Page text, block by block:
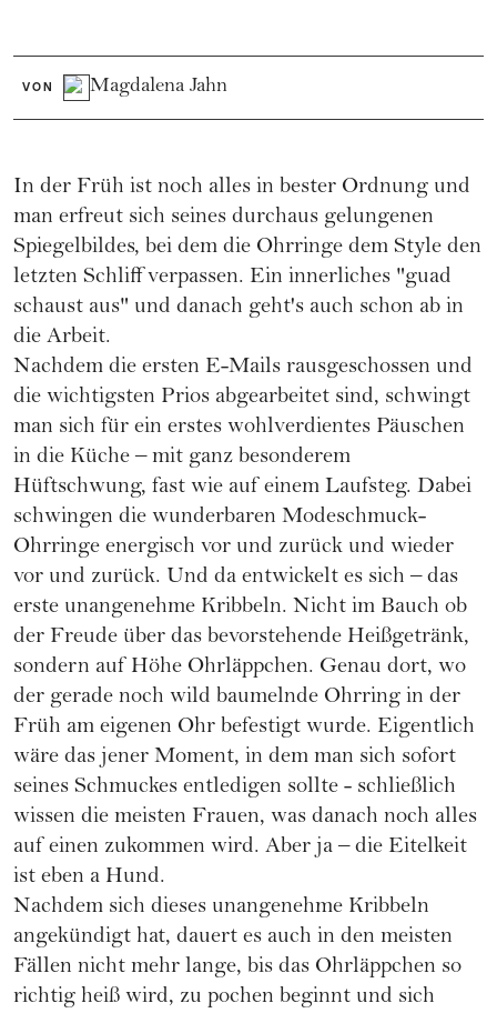
VON Magdalena Jahn
In der Früh ist noch alles in bester Ordnung und
man erfreut sich seines durchaus gelungenen
Spiegelbildes, bei dem die Ohrringe dem Style den
letzten Schliff verpassen. Ein innerliches "guad
schaust aus" und danach geht's auch schon ab in
die Arbeit.
Nachdem die ersten E-Mails rausgeschossen und
die wichtigsten Prios abgearbeitet sind, schwingt
man sich für ein erstes wohlverdientes Päuschen
in die Küche – mit ganz besonderem
Hüftschwung, fast wie auf einem Laufsteg. Dabei
schwingen die wunderbaren Modeschmuck-
Ohrringe energisch vor und zurück und wieder
vor und zurück. Und da entwickelt es sich – das
erste unangenehme Kribbeln. Nicht im Bauch ob
der Freude über das bevorstehende Heißgetränk,
sondern auf Höhe Ohrläppchen. Genau dort, wo
der gerade noch wild baumelnde Ohrring in der
Früh am eigenen Ohr befestigt wurde. Eigentlich
wäre das jener Moment, in dem man sich sofort
seines Schmuckes entledigen sollte - schließlich
wissen die meisten Frauen, was danach noch alles
auf einen zukommen wird. Aber ja – die Eitelkeit
ist eben a Hund.
Nachdem sich dieses unangenehme Kribbeln
angekündigt hat, dauert es auch in den meisten
Fällen nicht mehr lange, bis das Ohrläppchen so
richtig heiß wird, zu pochen beginnt und sich